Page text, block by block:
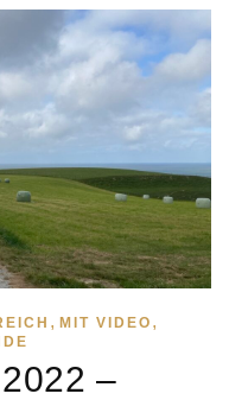
, MIT VIDEO ,
–